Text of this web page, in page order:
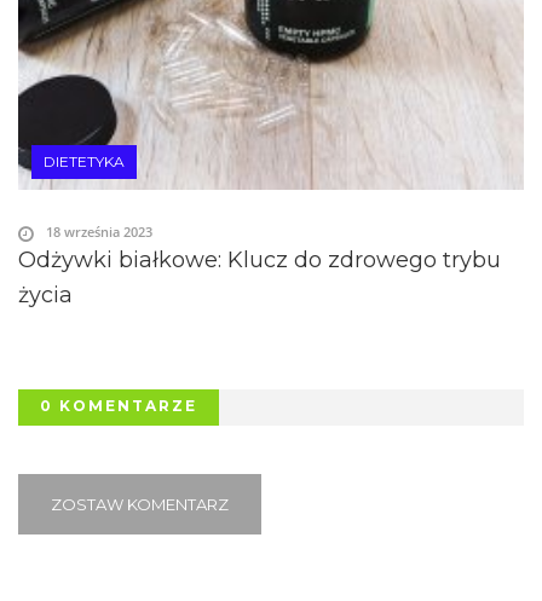
DIETETYKA
Odżywki białkowe: Klucz do zdrowego trybu
życia
18 września 2023
0 KOMENTARZE
ZOSTAW KOMENTARZ